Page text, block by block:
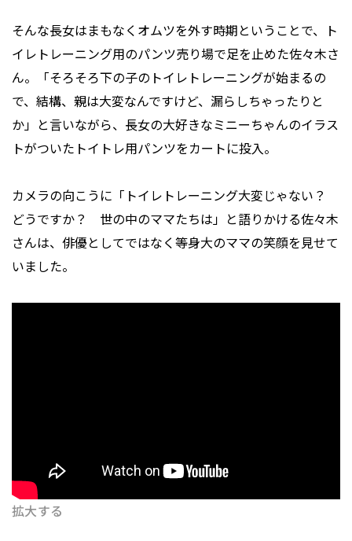
そんな長女はまもなくオムツを外す時期ということで、ト
イレトレーニング用のパンツ売り場で足を止めた佐々木さ
ん。「そろそろ下の子のトイレトレーニングが始まるの
で、結構、親は大変なんですけど、漏らしちゃったりと
か」と言いながら、長女の大好きなミニーちゃんのイラス
トがついたトイトレ用パンツをカートに投入。
カメラの向こうに「トイレトレーニング大変じゃない？
どうですか？ 世の中のママたちは」と語りかける佐々木
さんは、俳優としてではなく等身大のママの笑顔を見せて
いました。
拡大する